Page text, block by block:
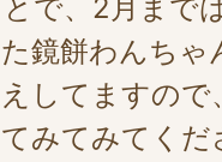
で、2月まで
鏡餅わんちゃ
してますので
みてみてくだ